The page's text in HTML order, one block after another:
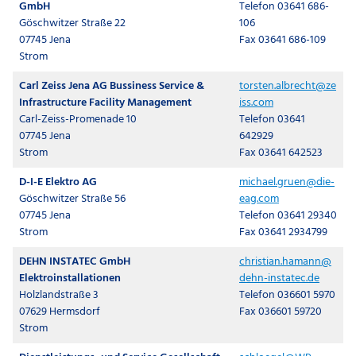
GmbH
Göschwitzer Straße 22
07745 Jena
Strom
Telefon 03641 686-
106
Fax 03641 686-109
Carl Zeiss Jena AG Bussiness Service &
Infrastructure Facility Management
Carl-Zeiss-Promenade 10
07745 Jena
Strom
torsten.albrecht@ze
iss.com
Telefon 03641
642929
Fax 03641 642523
D-I-E Elektro AG
Göschwitzer Straße 56
07745 Jena
Strom
michael.gruen@die-
eag.com
Telefon 03641 29340
Fax 03641 2934799
DEHN INSTATEC GmbH
Elektroinstallationen
Holzlandstraße 3
07629 Hermsdorf
Strom
christian.hamann@
dehn-instatec.de
Telefon 036601 5970
Fax 036601 59720